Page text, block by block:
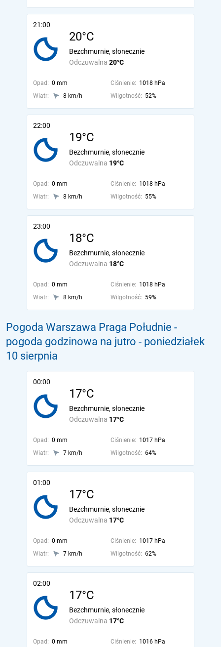
21:00
20°C
Odczuwalna 20°C
Bezchmurnie, słonecznie
Opad: 0 mm Ciśnienie: 1018 hPa
Wiatr:
8 km/h Wilgotność: 52%
22:00
19°C
Odczuwalna 19°C
Bezchmurnie, słonecznie
Opad: 0 mm Ciśnienie: 1018 hPa
Wiatr:
8 km/h Wilgotność: 55%
23:00
18°C
Odczuwalna 18°C
Bezchmurnie, słonecznie
Opad: 0 mm Ciśnienie: 1018 hPa
Wiatr:
8 km/h Wilgotność: 59%
Pogoda Warszawa Praga Południe -
pogoda godzinowa na jutro - poniedziałek
10 sierpnia
00:00
17°C
Odczuwalna 17°C
Bezchmurnie, słonecznie
Opad: 0 mm Ciśnienie: 1017 hPa
Wiatr:
7 km/h Wilgotność: 64%
01:00
17°C
Odczuwalna 17°C
Bezchmurnie, słonecznie
Opad: 0 mm Ciśnienie: 1017 hPa
Wiatr:
7 km/h Wilgotność: 62%
02:00
17°C
Odczuwalna 17°C
Bezchmurnie, słonecznie
Opad: 0 mm Ciśnienie: 1016 hPa